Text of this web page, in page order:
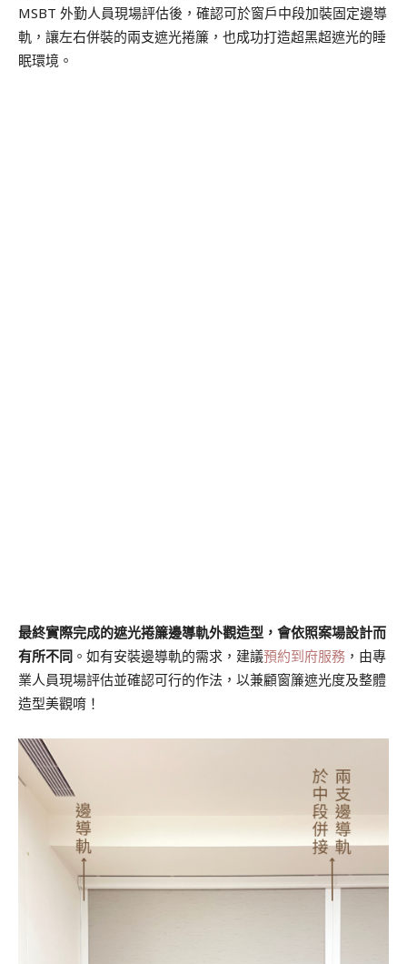
MSBT 外勤人員現場評估後，確認可於窗戶中段加裝固定邊導
軌，讓左右併裝的兩支遮光捲簾，也成功打造超黑超遮光的睡
眠環境。
最終實際完成的遮光捲簾邊導軌外觀造型，會依照案場設計而
有所不同 。如有安裝邊導軌的需求，建議預約到府服務 ，由專
業人員現場評估並確認可行的作法，以兼顧窗簾遮光度及整體
造型美觀唷！